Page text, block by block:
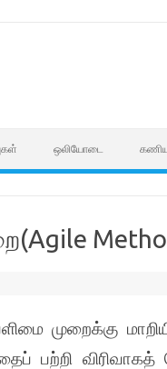
ஒலியோடை
முறைக்கு
பற்றி